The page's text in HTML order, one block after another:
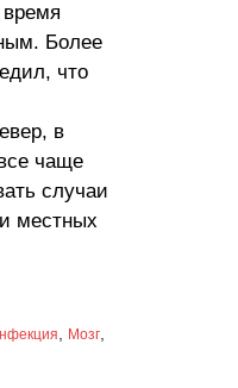
Более
что
в
чаще
случаи
местных
Мозг